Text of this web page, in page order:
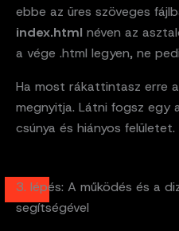
ebbe az üres szöveges
index.html néven az
a vége .html legyen, ne
Ha most rákattintasz erre
megnyitja. Látni fogsz egy
csúnya és hiányos
3. lépés: A működés és a
segítségével